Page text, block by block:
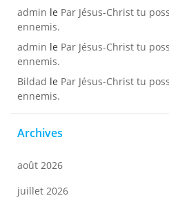
admin le Par Jésus-Christ tu
ennemis.
admin le Par Jésus-Christ tu
ennemis.
Bildad le Par Jésus-Christ tu
ennemis.
Archives
août 2026
juillet 2026